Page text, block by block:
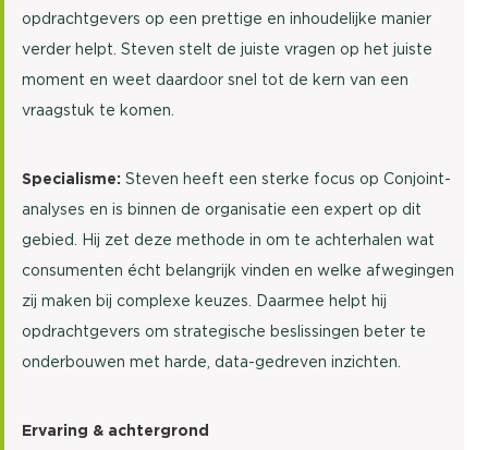
opdrachtgevers op een prettige en inhoudelijke manier
verder helpt. Steven stelt de juiste vragen op het juiste
moment en weet daardoor snel tot de kern van een
vraagstuk te komen.
Specialisme: Steven heeft een sterke focus op Conjoint-
analyses en is binnen de organisatie een expert op dit
gebied. Hij zet deze methode in om te achterhalen wat
consumenten écht belangrijk vinden en welke afwegingen
zij maken bij complexe keuzes. Daarmee helpt hij
opdrachtgevers om strategische beslissingen beter te
onderbouwen met harde, data-gedreven inzichten.
Ervaring & achtergrond